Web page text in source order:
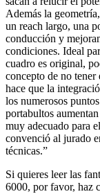
Además la
un reach largo, una
conducción y
condiciones. Ideal
cuadro es original,
concepto de no tener
hace que la
los numerosos
portabultos
muy adecuado para
convenció al jurado
técnicas.”
Si quieres leer las
6000, por favor, haz